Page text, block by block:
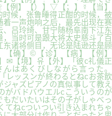
例】【）】▽【；】☿【当】
，张鲁睡得正酣的时候，被
一声炮响之后，最先出现在赛
吕玲绮、甘宁随杨阜南下江东
当时可是跟大将太史慈斗了百
诸将侧目，无论是陆逊还是顾
确】©【诊】【病】【例】
【境】유【外】「彼c礼儀正
はあくびしながら言った。
レッスンが終わるとねcお茶飲
ャズピアノの真似事して教え
がバドバウエルcこういうのが
だいたいはその子がしゃべっ
てねcついつい引き込まれちゃ